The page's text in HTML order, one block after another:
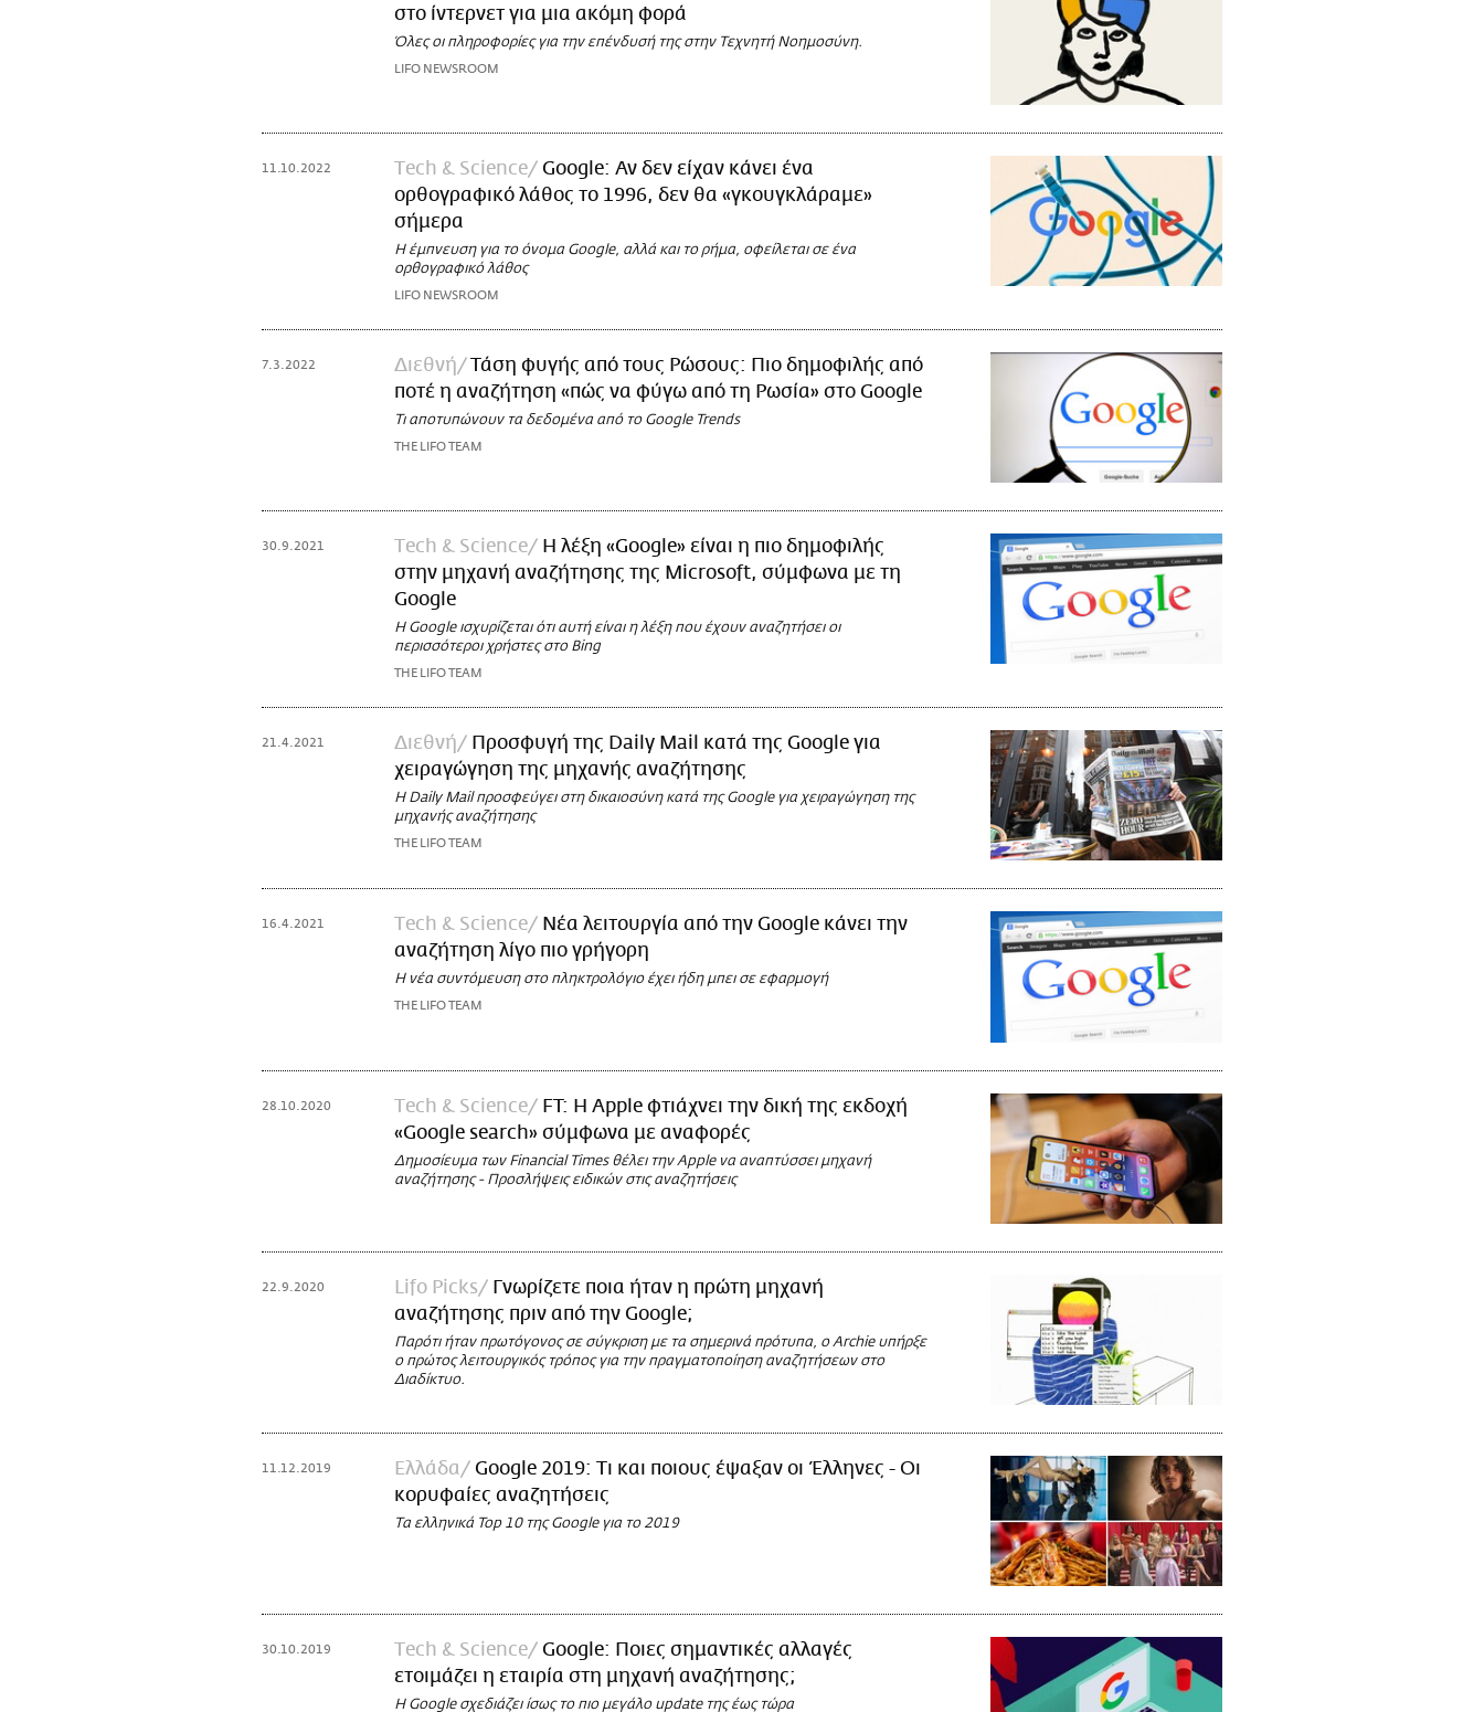
στο ίντερνετ για μια ακόμη φορά
Όλες οι πληροφορίες για την επένδυσή της στην Τεχνητή Νοημοσύνη.
LIFO NEWSROOM
11.10.2022 Τech & Science
Google: Αν δεν είχαν κάνει ένα
ορθογραφικό λάθος το 1996, δεν θα «γκουγκλάραμε»
σήμερα
H έμπνευση για το όνομα Google, αλλά και το ρήμα, οφείλεται σε ένα
ορθογραφικό λάθος
LIFO NEWSROOM
7.3.2022 Διεθνή
Τάση φυγής από τους Ρώσους: Πιο δημοφιλής από
ποτέ η αναζήτηση «πώς να φύγω από τη Ρωσία» στο Google
Τι αποτυπώνουν τα δεδομένα από το Google Trends
THE LIFO TEAM
30.9.2021 Τech & Science
Η λέξη «Google» είναι η πιο δημοφιλής
στην μηχανή αναζήτησης της Microsoft, σύμφωνα με τη
Google
Η Google ισχυρίζεται ότι αυτή είναι η λέξη που έχουν αναζητήσει oι
περισσότεροι χρήστες στο Bing
THE LIFO TEAM
21.4.2021 Διεθνή
Προσφυγή της Daily Mail κατά της Google για
χειραγώγηση της μηχανής αναζήτησης
Η Daily Mail προσφεύγει στη δικαιοσύνη κατά της Google για χειραγώγηση της
μηχανής αναζήτησης
THE LIFO TEAM
16.4.2021 Τech & Science
Νέα λειτουργία από την Google κάνει την
αναζήτηση λίγο πιο γρήγορη
Η νέα συντόμευση στο πληκτρολόγιο έχει ήδη μπει σε εφαρμογή
THE LIFO TEAM
28.10.2020 Τech & Science
FT: Η Apple φτιάχνει την δική της εκδοχή
«Google search» σύμφωνα με αναφορές
Δημοσίευμα των Financial Times θέλει την Apple να αναπτύσσει μηχανή
αναζήτησης - Προσλήψεις ειδικών στις αναζητήσεις
22.9.2020 Lifo Picks
Γνωρίζετε ποια ήταν η πρώτη μηχανή
αναζήτησης πριν από την Google;
Παρότι ήταν πρωτόγονος σε σύγκριση με τα σημερινά πρότυπα, ο Archie υπήρξε
ο πρώτος λειτουργικός τρόπος για την πραγματοποίηση αναζητήσεων στο
Διαδίκτυο.
11.12.2019 Ελλάδα
Google 2019: Τι και ποιους έψαξαν οι Έλληνες - Οι
κορυφαίες αναζητήσεις
Tα ελληνικά Top 10 της Google για το 2019
30.10.2019 Τech & Science
Google: Ποιες σημαντικές αλλαγές
ετοιμάζει η εταιρία στη μηχανή αναζήτησης;
Η Google σχεδιάζει ίσως το πιο μεγάλο update της έως τώρα